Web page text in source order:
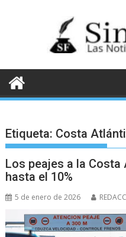
Etiqueta: Costa
Los peajes a la
hasta el 10%
5 de enero de 2026